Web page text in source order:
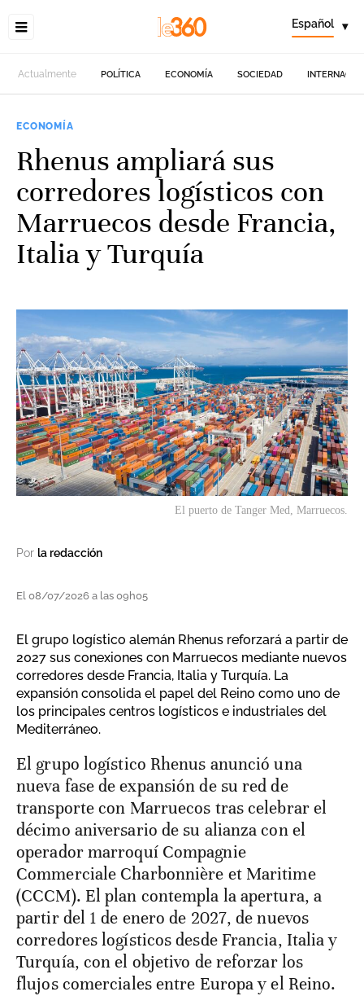
Español ▾
Actualmente POLÍTICA ECONOMÍA SOCIEDAD
ECONOMÍA
Rhenus ampliará sus
corredores logísticos con
Marruecos desde Francia,
Italia y Turquía
El puerto de Tanger Med, Marruecos.
Por la redacción
El 08/07/2026 a las 09h05
El grupo logístico alemán Rhenus reforzará a partir de
2027 sus conexiones con Marruecos mediante nuevos
corredores desde Francia, Italia y Turquía. La
expansión consolida el papel del Reino como uno de
los principales centros logísticos e industriales del
Mediterráneo.
El grupo logístico Rhenus anunció una
nueva fase de expansión de su red de
transporte con Marruecos tras celebrar el
décimo aniversario de su alianza con el
operador marroquí Compagnie
Commerciale Charbonnière et Maritime
(CCCM). El plan contempla la apertura, a
partir del 1 de enero de 2027, de nuevos
corredores logísticos desde Francia, Italia y
Turquía, con el objetivo de reforzar los
flujos comerciales entre Europa y el Reino.